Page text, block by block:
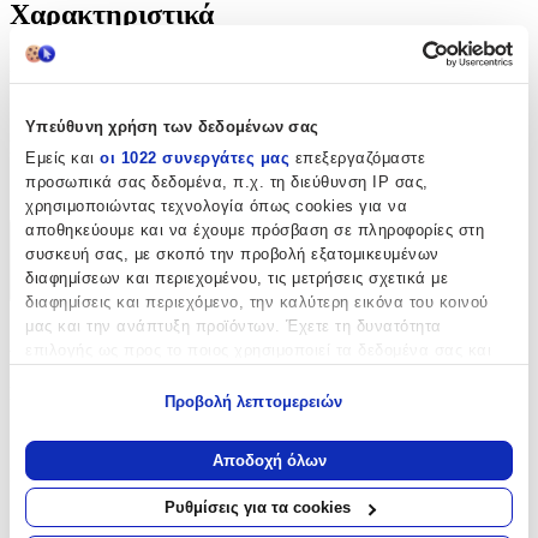
Υπεύθυνη χρήση των δεδομένων σας
Εμείς και οι 1022 συνεργάτες μας επεξεργαζόμαστε
προσωπικά σας δεδομένα, π.χ. τη διεύθυνση IP σας,
χρησιμοποιώντας τεχνολογία όπως cookies για να
αποθηκεύουμε και να έχουμε πρόσβαση σε πληροφορίες στη
συσκευή σας, με σκοπό την προβολή εξατομικευμένων
διαφημίσεων και περιεχομένου, τις μετρήσεις σχετικά με
διαφημίσεις και περιεχόμενο, την καλύτερη εικόνα του κοινού
μας και την ανάπτυξη προϊόντων. Έχετε τη δυνατότητα
Να συλλέξουμε πληροφορίες σχετικά με τη γεωγραφική
σας τοποθεσία, οι οποίες μπορεί να είναι ακριβείς σε
απόσταση μερικών μέτρων
Να αναγνωρίσουμε τη συσκευή σας σαρώνοντας ενεργά
Προβολή λεπτομερειών
Αποδοχή όλων
Ρυθμίσεις για τα cookies
Χαρακτηριστικά
Κατασκευαστής
Είδος
:
Υφασμάτινα Σήματα
Χαρακτηριστικά
Χαρακτηριστικά
Είδος
Υφασμάτινα Σήματα